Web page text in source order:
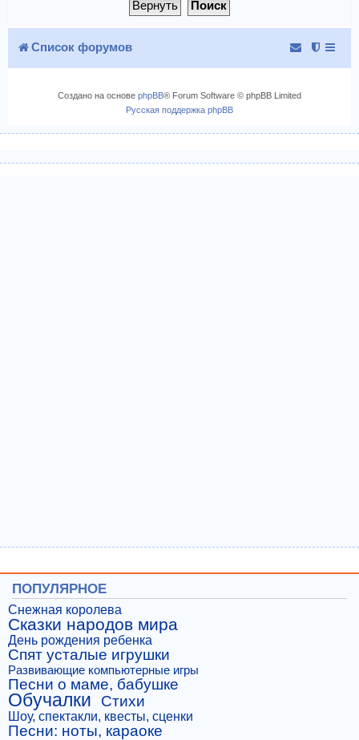
Список форумов
Создано на основе phpBB® Forum Software © phpBB Limited
Русская поддержка phpBB
ПОПУЛЯРНОЕ
Снежная королева
Сказки народов мира
День рождения ребенка
Спят усталые игрушки
Развивающие компьютерные игры
Песни о маме, бабушке
Обучалки Стихи
Шоу, спектакли, квесты, сценки
Песни: ноты, караоке